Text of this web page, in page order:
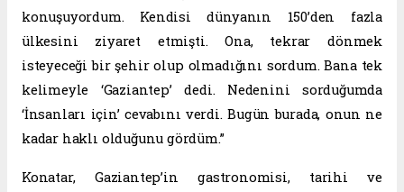
konuşuyordum. Kendisi dünyanın 150’den fazla
ülkesini ziyaret etmişti. Ona, tekrar dönmek
isteyeceği bir şehir olup olmadığını sordum. Bana tek
kelimeyle ‘Gaziantep’ dedi. Nedenini sorduğumda
‘İnsanları için’ cevabını verdi. Bugün burada, onun ne
kadar haklı olduğunu gördüm.”
Konatar, Gaziantep’in gastronomisi, tarihi ve